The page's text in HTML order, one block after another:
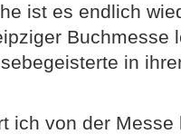
ist es endlich
Buchmesse
in
ich von der